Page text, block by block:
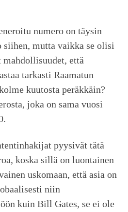
numero on täysin
siihen, mutta vaikka se olisi
että
tarkasti Raamatun
kuutosta peräkkäin?
joka on sama vuosi
pyysivät tätä
koska sillä on luontainen
uskomaan, että asia on
niin
kuin Bill Gates, se ei ole